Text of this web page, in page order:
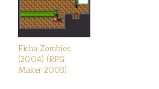
Ficha Zombies
(2004) (RPG
Maker 2003)